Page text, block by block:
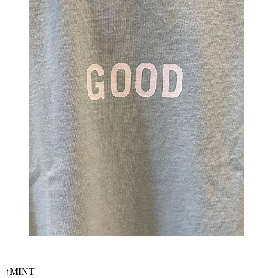
↑MINT